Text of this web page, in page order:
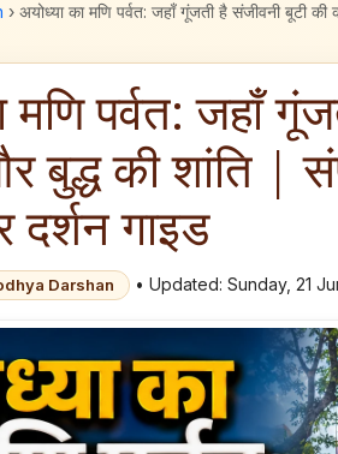
› अयोध्या का मणि पर्वत: जहाँ गूंजती है संजीवनी बूटी
मणि पर्वत: जहाँ
बुद्ध की शांति |
दर्शन गाइड
Darshan • Updated: Sunday, 21